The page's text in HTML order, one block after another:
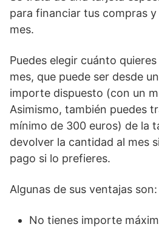
para financiar tus compras
mes.
Puedes elegir cuánto
mes, que puede ser desde
importe dispuesto (con un
Asimismo, también puedes
mínimo de 300 euros) de la
devolver la cantidad al mes
pago si lo prefieres.
Algunas de sus ventajas son:
No tienes importe